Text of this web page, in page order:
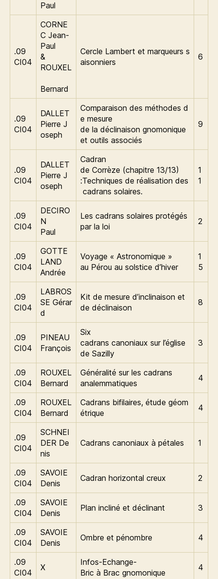
Paul
.09
CI04
CORNE
C Jean-
Paul
&
ROUXEL
Bernard
Cercle Lambert et marqueurs s
aisonniers
6
.09
CI04
DALLET
Pierre J
oseph
Comparaison des méthodes d
e mesure
de la déclinaison gnomonique
et outils associés
9
.09
CI04
DALLET
Pierre J
oseph
Cadran
de Corrèze (chapitre 13/13)
:Techniques de réalisation des
cadrans solaires.
1
1
.09
CI04
DECIRO
N
Paul
Les cadrans solaires protégés
par la loi
2
.09
CI04
GOTTE
LAND
Andrée
Voyage « Astronomique »
au Pérou au solstice d’hiver
1
5
.09
CI04
LABROS
SE Gérar
d
Kit de mesure d’inclinaison et
de déclinaison
8
.09
CI04
PINEAU
François
Six
cadrans canoniaux sur l’église
de Sazilly
3
.09
CI04
ROUXEL
Bernard
Généralité sur les cadrans
analemmatiques
4
.09
CI04
ROUXEL
Bernard
Cadrans bifilaires, étude géom
étrique
4
.09
CI04
SCHNEI
DER De
nis
Cadrans canoniaux à pétales 1
.09
CI04
SAVOIE
Denis
Cadran horizontal creux 2
.09
CI04
SAVOIE
Denis
Plan incliné et déclinant 3
.09
CI04
SAVOIE
Denis
Ombre et pénombre 4
.09
CI04
X
Infos-Echange-
Bric à Brac gnomonique
4